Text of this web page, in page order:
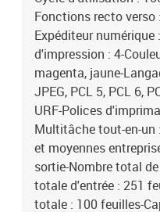
Fonctions recto verso
Expéditeur
d'impression : 4-
magenta, jaune-
JPEG, PCL 5, PCL 6,
URF-Polices
Multitâche tout-en-un
et moyennes
sortie-Nombre total
totale d'entrée : 251
totale : 100 feuilles-